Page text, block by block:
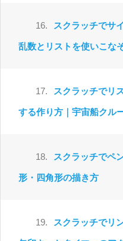
16. スクラッチでサ
乱数とリストを使いこな
17. スクラッチでリ
する作り方｜宇宙船クル
18. スクラッチでペ
形・四角形の描き方
19. スクラッチでリ